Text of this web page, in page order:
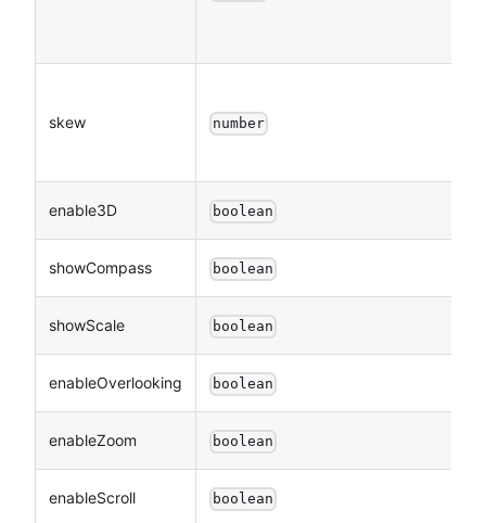
skew number
enable3D boolean
showCompass boolean
showScale boolean
enableOverlooking boolean
enableZoom boolean
enableScroll boolean